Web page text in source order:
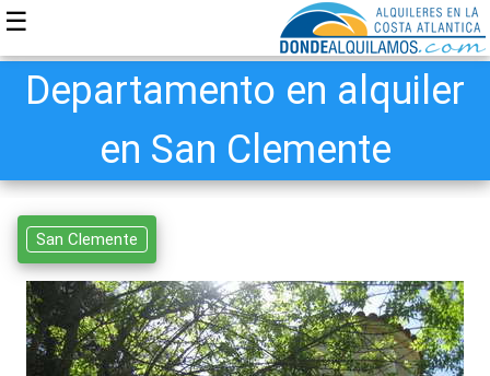
☰
Departamento en alquiler
en San Clemente
San Clemente